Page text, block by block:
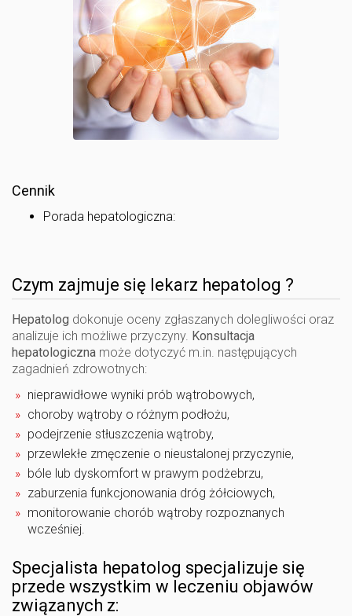
Cennik
Porada hepatologiczna:
Czym zajmuje się lekarz hepatolog ?
Hepatolog dokonuje oceny zgłaszanych dolegliwości oraz
analizuje ich możliwe przyczyny. Konsultacja
hepatologiczna może dotyczyć m.in. następujących
zagadnień zdrowotnych:
nieprawidłowe wyniki prób wątrobowych,
choroby wątroby o różnym podłożu,
podejrzenie stłuszczenia wątroby,
przewlekłe zmęczenie o nieustalonej przyczynie,
bóle lub dyskomfort w prawym podżebrzu,
zaburzenia funkcjonowania dróg żółciowych,
monitorowanie chorób wątroby rozpoznanych
wcześniej.
Specjalista hepatolog specjalizuje się
przede wszystkim w leczeniu objawów
związanych z: